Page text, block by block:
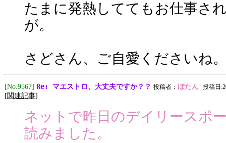
たまに発熱しててもお仕事さ
が。
さどさん、ご自愛くださいね
[No.9567] Re: マエストロ、大丈夫ですか？？ 投稿者： ぼたん 投稿日
[関連記事]
ネットで昨日のデイリースポ
読みました。